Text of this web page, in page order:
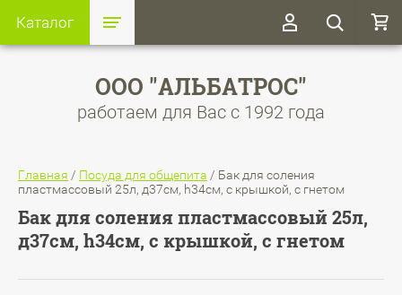
Каталог
ООО "АЛЬБАТРОС"
работаем для Вас с 1992 года
Главная / Посуда для общепита / Бак для соления
пластмассовый 25л, д37см, h34см, с крышкой, с гнетом
Бак для соления пластмассовый 25л,
д37см, h34см, с крышкой, с гнетом